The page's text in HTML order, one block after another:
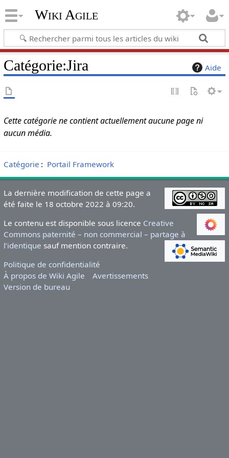
Wiki Agile
Aide
Catégorie:Jira
Cette catégorie ne contient actuellement aucune page ni
aucun média.
Catégorie : Portail Framework
La dernière modification de cette page a
été faite le 18 octobre 2022 à 09:20.
Le contenu est disponible sous licence Creative
Commons paternité – non commercial – partage à
l’identique sauf mention contraire.
Politique de confidentialité
À propos de Wiki Agile
Avertissements
Version de bureau